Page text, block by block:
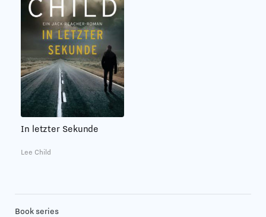
In letzter Sekunde
Lee Child
Book series